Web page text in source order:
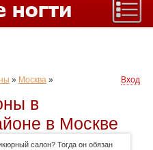
» Москва »
Вход
в
в Москве
салон? Тогда он обязан